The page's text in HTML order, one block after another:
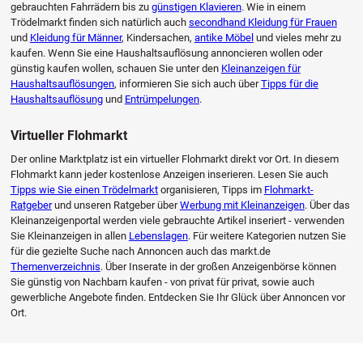
gebrauchten Fahrrädern bis zu günstigen Klavieren. Wie in einem
Trödelmarkt finden sich natürlich auch secondhand Kleidung für Frauen
und Kleidung für Männer, Kindersachen, antike Möbel und vieles mehr zu
kaufen. Wenn Sie eine Haushaltsauflösung annoncieren wollen oder
günstig kaufen wollen, schauen Sie unter den Kleinanzeigen für
Haushaltsauflösungen, informieren Sie sich auch überTipps für die
Haushaltsauflösungund Entrümpelungen.
Virtueller Flohmarkt
Der online Marktplatz ist ein virtueller Flohmarkt direkt vor Ort. In diesem
Flohmarkt kann jeder kostenlose Anzeigen inserieren. Lesen Sie auch
Tipps wie Sie einen Trödelmarktorganisieren, Tipps im Flohmarkt-
Ratgeberund unseren Ratgeber überWerbung mit Kleinanzeigen. Über das
Kleinanzeigenportal werden viele gebrauchte Artikel inseriert - verwenden
Sie Kleinanzeigen in allen Lebenslagen. Für weitere Kategorien nutzen Sie
für die gezielte Suche nach Annoncen auch das markt.de
Themenverzeichnis. Über Inserate in der großen Anzeigenbörse können
Sie günstig von Nachbarn kaufen - von privat für privat, sowie auch
gewerbliche Angebote finden. Entdecken Sie Ihr Glück über Annoncen vor
Ort.